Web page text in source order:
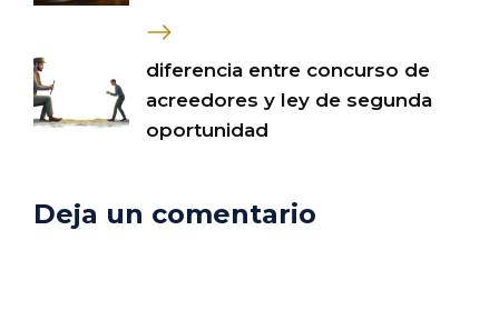
diferencia entre concurso de
acreedores y ley de segunda
oportunidad
Deja un comentario